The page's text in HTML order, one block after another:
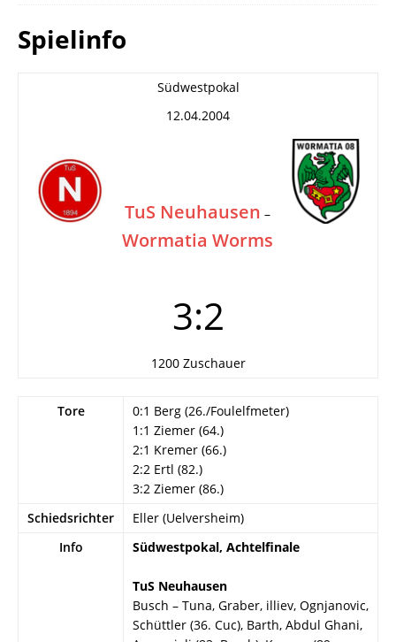
Spielinfo
Südwestpokal
12.04.2004
TuS Neuhausen –
Wormatia Worms
3:2
1200 Zuschauer
Tore
0:1 Berg (26./Foulelfmeter)
1:1 Ziemer (64.)
2:1 Kremer (66.)
2:2 Ertl (82.)
3:2 Ziemer (86.)
Schiedsrichter
Eller (Uelversheim)
Info
Südwestpokal, Achtelfinale
TuS Neuhausen
Busch – Tuna, Graber, illiev, Ognjanovic,
Schüttler (36. Cuc), Barth, Abdul Ghani,